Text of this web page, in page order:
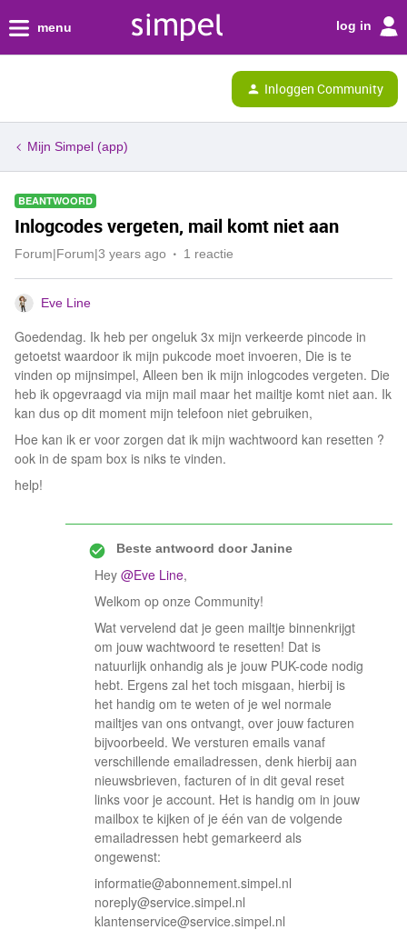
menu log in
Inloggen Community
Mijn Simpel (app)
BEANTWOORD
Inlogcodes vergeten, mail komt niet aan
Forum|Forum|3 years ago 1 reactie
Eve Line
Goedendag. Ik heb per ongeluk 3x mijn verkeerde pincode in
getoetst waardoor ik mijn pukcode moet invoeren, Die is te
vinden op mijnsimpel, Alleen ben ik mijn inlogcodes vergeten. Die
heb ik opgevraagd via mijn mail maar het mailtje komt niet aan. Ik
kan dus op dit moment mijn telefoon niet gebruiken,
Hoe kan ik er voor zorgen dat ik mijn wachtwoord kan resetten ?
ook in de spam box is niks te vinden.
help!
Beste antwoord doorJanine
Hey @Eve Line,
Welkom op onze Community!
Wat vervelend dat je geen mailtje binnenkrijgt
om jouw wachtwoord te resetten! Dat is
natuurlijk onhandig als je jouw PUK-code nodig
hebt. Ergens zal het toch misgaan, hierbij is
het handig om te weten of je wel normale
mailtjes van ons ontvangt, over jouw facturen
bijvoorbeeld. We versturen emails vanaf
verschillende emailadressen, denk hierbij aan
nieuwsbrieven, facturen of in dit geval reset
links voor je account. Het is handig om in jouw
mailbox te kijken of je één van de volgende
emailadressen hebt gemarkeerd als
ongewenst:
informatie@abonnement.simpel.nl
noreply@service.simpel.nl
klantenservice@service.simpel.nl